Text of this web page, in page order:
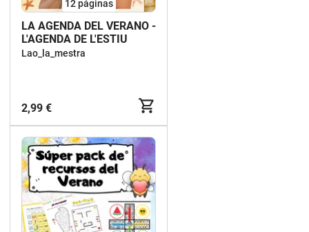
12páginas
LA AGENDA DEL VERANO -
L'AGENDA DE L'ESTIU
Lao_la_mestra
2,99 €